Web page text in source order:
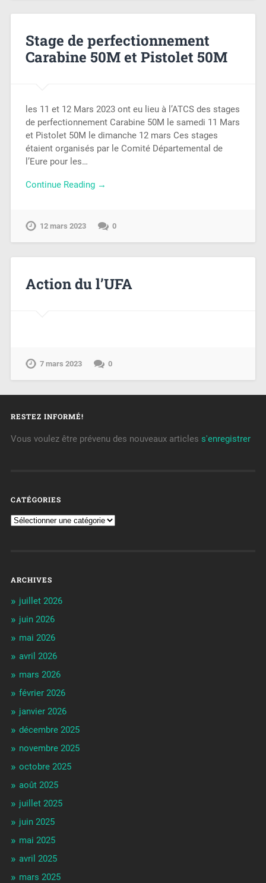
Stage de perfectionnement
Carabine 50M et Pistolet 50M
les 11 et 12 Mars 2023 ont eu lieu à l’ATCS des stages
de perfectionnement Carabine 50M le samedi 11 Mars
et Pistolet 50M le dimanche 12 mars Ces stages
étaient organisés par le Comité Départemental de
l’Eure pour les…
Continue Reading →
12 mars 2023 0
Action du l’UFA
7 mars 2023 0
RESTEZ INFORMÉ!
Vous voulez être prévenu des nouveaux articles s'enregistrer
CATÉGORIES
ARCHIVES
juillet 2026
juin 2026
mai 2026
avril 2026
mars 2026
février 2026
janvier 2026
décembre 2025
novembre 2025
octobre 2025
août 2025
juillet 2025
juin 2025
mai 2025
avril 2025
mars 2025